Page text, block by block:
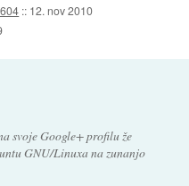
:: 12. nov 2010
svoje Google+ profilu že
GNU/Linuxa na zunanjo